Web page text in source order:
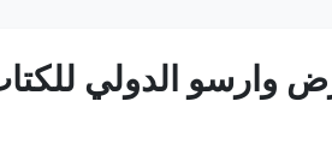
الدولي للكتاب